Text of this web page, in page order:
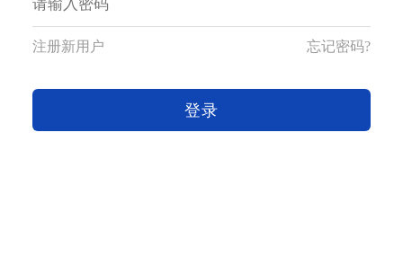
注册新用户 忘记密码?
登录